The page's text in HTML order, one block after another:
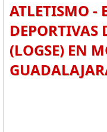
ATLETISMO -
DEPORTIVAS
(LOGSE) EN